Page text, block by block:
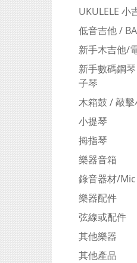
UKULELE 小
低音吉他 /
新手木吉他/
新手數碼鋼
子琴
木箱鼓 / 敲
小提琴
拇指琴
樂器音箱
錄音器材/mic
樂器配件
弦線或配件
其他樂器
其他產品